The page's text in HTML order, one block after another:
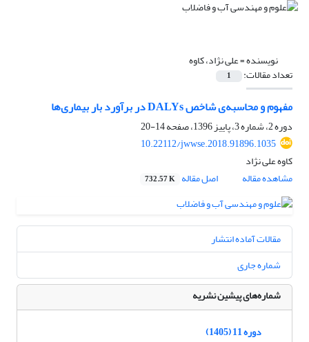
نویسنده =علی نژاد، کاوه
تعداد مقالات: 1
مفهوم و محاسبه‌ی شاخص DALYs در برآورد بار بیماری‌ها
دوره 2، شماره 3، پاییز 1396، صفحه
14-20
10.22112/jwwse.2018.91896.1035
کاوه علی نژاد
مشاهده مقاله
اصل مقاله 732.57 K
مقالات آماده انتشار
شماره جاری
شماره‌های پیشین نشریه
دوره 11 (1405)